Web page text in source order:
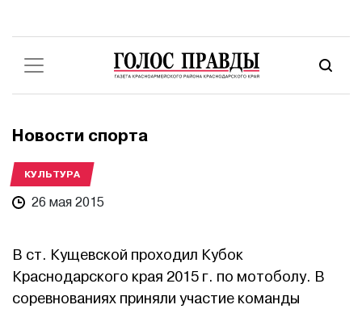
Новости спорта
КУЛЬТУРА
26 мая 2015
В ст. Кущевской проходил Кубок
Краснодарского края 2015 г. по мотоболу. В
соревнованиях приняли участие команды